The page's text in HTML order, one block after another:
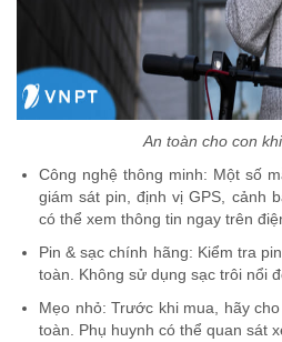
An toàn cho con
Công nghệ thông minh: Một số
giám sát pin, định vị GPS, cảnh
có thể xem thông tin ngay trên
Pin & sạc chính hãng: Kiểm tra
toàn. Không sử dụng sạc trôi nổi
Mẹo nhỏ: Trước khi mua, hãy
toàn. Phụ huynh có thể quan sát